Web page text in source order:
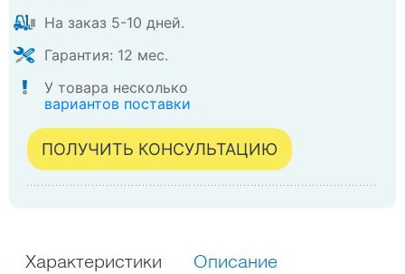
На заказ 5-10 дней.
Гарантия: 12 мес.
У товара несколько
вариантов поставки
ПОЛУЧИТЬ КОНСУЛЬТАЦИЮ
Характеристики Описание